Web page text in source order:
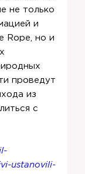
не только
и
Rope, но и
проведут
из
с
ustanovili-